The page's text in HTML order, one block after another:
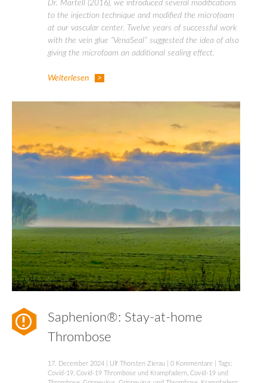
Dr. Martell (2016), we introduced several modifications
to the injection technique and modified the microfoam
at our vascular center. Twelve years of successful work
with the vein glue “VenaSeal” suggested the idea of also
giving the microfoam an additional sealing effect.
Weiterlesen
Saphenion®: Stay-at-home
Thrombose
17. December 2024 Ulf Thorsten Zierau 0 Kommentare | Tags:
Covid-19 Covid-19 Thrombose und Krampfadern Covid-19 und